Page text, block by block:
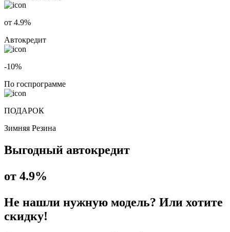
от 4.9%
Автокредит
-10%
По госпрограмме
ПОДАРОК
Зимняя Резина
Выгодный автокредит
от 4.9%
Не нашли нужную модель? Или хотите
скидку!